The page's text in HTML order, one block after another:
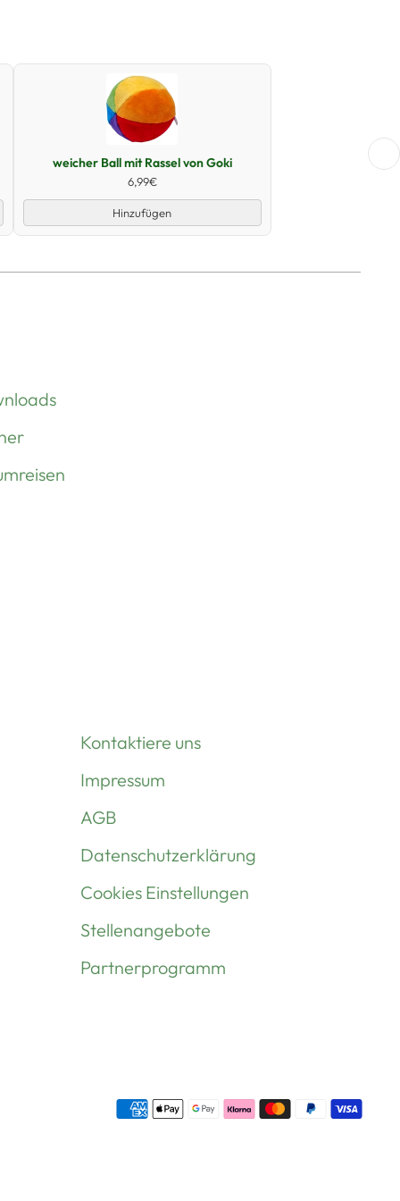
Schnellansicht
weicher Ball mit Rassel von Goki
6,99€
Hinzufügen
Kontaktiere uns
Impressum
AGB
Datenschutzerklärung
Cookies Einstellungen
Stellenangebote
Partnerprogramm